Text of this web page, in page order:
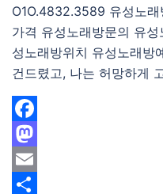
O1O.4832.3589 유성노
가격 유성노래방문의 유
성노래방위치 유성노래
건드렸고, 나는 허망하게
Facebook
Mastodon
Email